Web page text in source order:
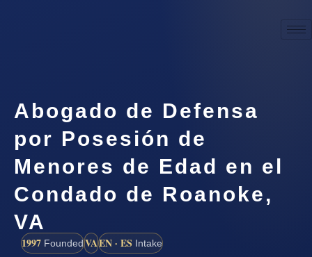
Abogado de Defensa
por Posesión de
Menores de Edad en el
Condado de Roanoke,
VA
1997 FoundedVAEN · ES Intake